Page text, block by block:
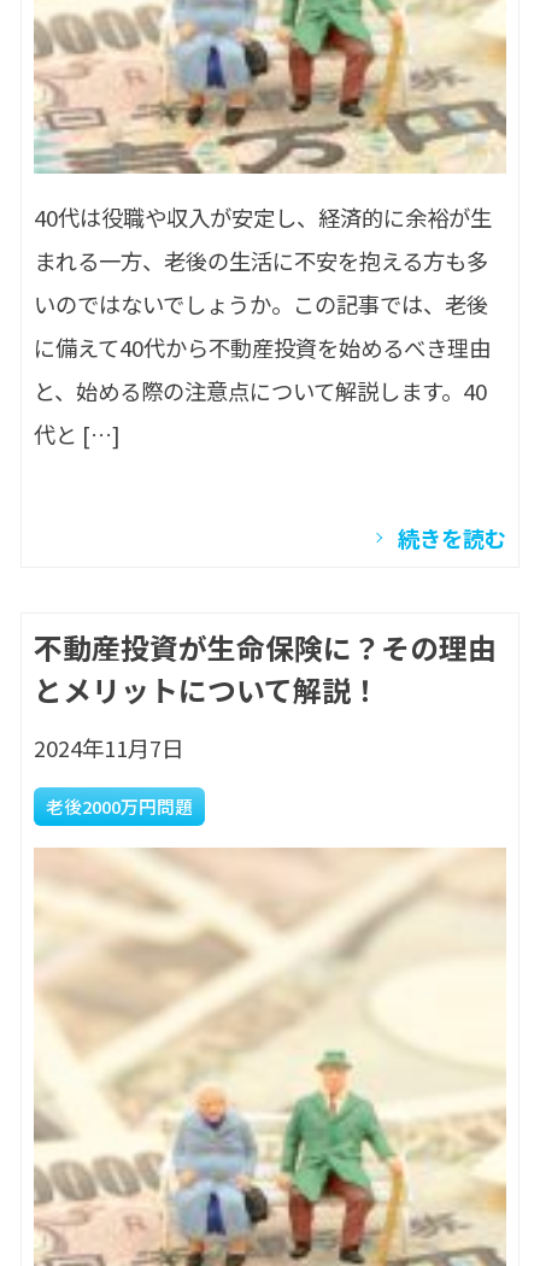
40代は役職や収入が安定し、経済的に余裕が生
まれる一方、老後の生活に不安を抱える方も多
いのではないでしょうか。この記事では、老後
に備えて40代から不動産投資を始めるべき理由
と、始める際の注意点について解説します。40
代と […]
続きを読む
不動産投資が生命保険に？その理由
とメリットについて解説！
2024年11月7日
老後2000万円問題